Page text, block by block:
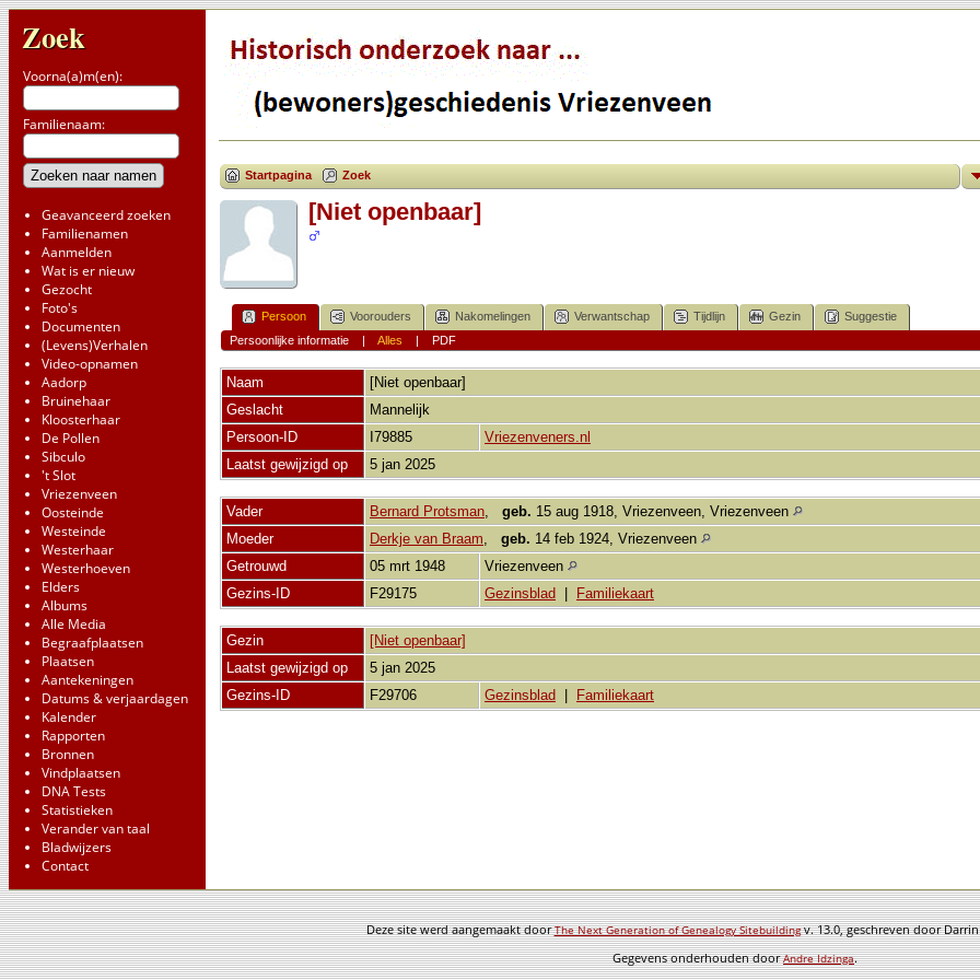
Zoek
Voorna(a)m(en):
Familienaam:
Geavanceerd zoeken
Familienamen
Aanmelden
Wat is er nieuw
Gezocht
Foto's
Documenten
(Levens)Verhalen
Video-opnamen
Aadorp
Bruinehaar
Kloosterhaar
De Pollen
Sibculo
't Slot
Vriezenveen
Oosteinde
Westeinde
Westerhaar
Westerhoeven
Elders
Albums
Alle Media
Begraafplaatsen
Plaatsen
Aantekeningen
Datums & verjaardagen
Kalender
Rapporten
Bronnen
Vindplaatsen
DNA Tests
Statistieken
Verander van taal
Bladwijzers
Contact
Startpagina Zoek
[Niet openbaar]
Persoon Voorouders Nakomelingen Verwantschap Tijdlijn Gezin
Suggestie
Persoonlijke informatie| Alles | PDF
Naam
[Niet openbaar]
Geslacht
Mannelijk
Persoon-ID
I79885
Vriezenveners.nl
Laatst gewijzigd op
5 jan 2025
Vader Bernard Protsman, geb. 15 aug 1918, Vriezenveen, Vriezenveen
Moeder
Derkje van Braam, geb. 14 feb 1924, Vriezenveen
Getrouwd
05 mrt 1948
Vriezenveen
Gezins-ID
F29175 Gezinsblad Familiekaart
Gezin
[Niet openbaar]
Laatst gewijzigd op
5 jan 2025
Gezins-ID
F29706 Gezinsblad Familiekaart
Deze site werd aangemaakt doorThe Next Generation of Genealogy Sitebuildingv. 13.0, geschreven door
Gegevens onderhouden doorAndre Idzinga.